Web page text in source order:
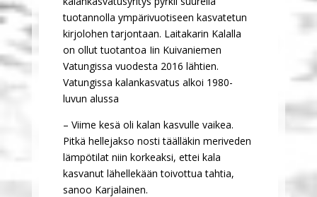
tuotannolla ympärivuotiseen kasvatetun
kirjolohen tarjontaan. Laitakarin Kalalla
on ollut tuotantoa Iin Kuivaniemen
Vatungissa vuodesta 2016 lähtien.
Vatungissa kalankasvatus alkoi 1980-
luvun alussa
– Viime kesä oli kalan kasvulle vaikea.
Pitkä hellejakso nosti täälläkin meriveden
lämpötilat niin korkeaksi, ettei kala
kasvanut lähellekään toivottua tahtia,
sanoo Karjalainen.